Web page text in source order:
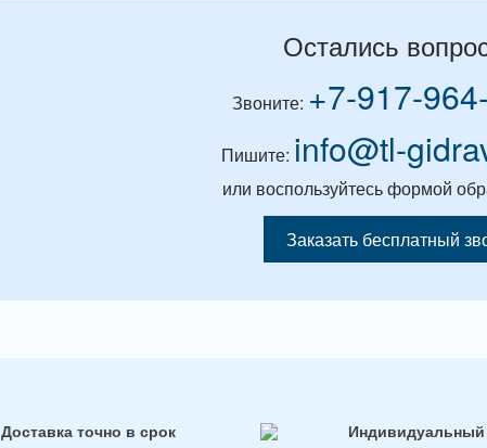
Остались
Звоните: +7-917-
Пишите: info@tl-
или воспользуйтесь формой
Заказать бесплатный
Доставка точно в срок